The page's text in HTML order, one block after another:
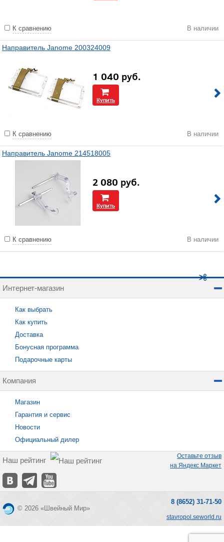
К сравнению В наличии
Направитель Janome 200324009
1 040 руб.
Купить
К сравнению В наличии
Направитель Janome 214518005
2 080 руб.
Купить
К сравнению В наличии
Интернет-магазин
Как выбрать
Как купить
Доставка
Бонусная программа
Подарочные карты
Компания
Магазин
Гарантия и сервис
Новости
Официальный дилер
Наш рейтинг
Оставьте отзыв
на Яндекс Маркет
© 2026 «Швейный Мир»
8 (8652) 31-71-50
stavropol.seworld.ru